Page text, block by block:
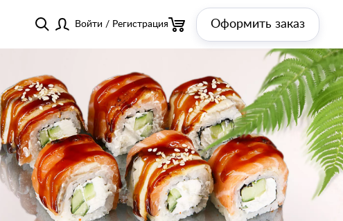
Войти / Регистрация Оформить заказ